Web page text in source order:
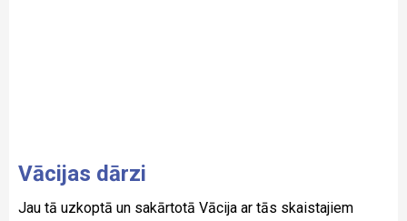
Vācijas dārzi
Jau tā uzkoptā un sakārtotā Vācija ar tās skaistajiem